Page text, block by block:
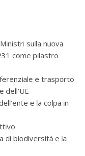
sulla nuova
come pilastro
e trasporto
dell’UE
e la colpa in
di biodiversità e la